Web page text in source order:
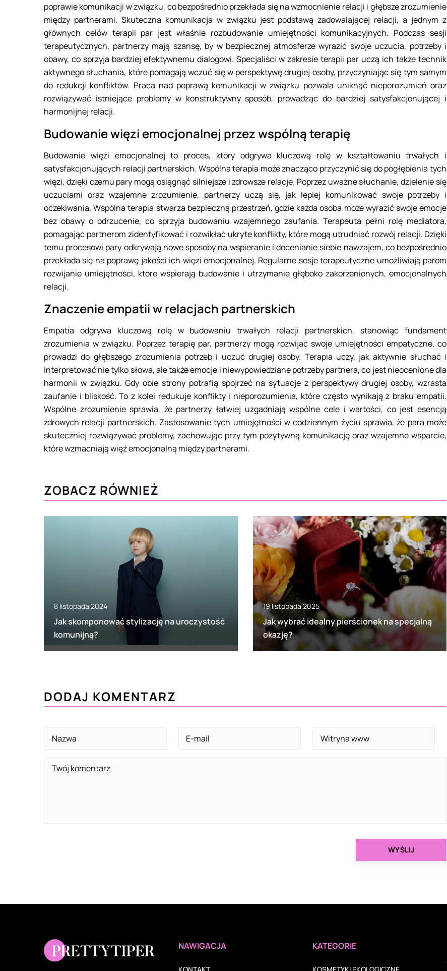
poprawie komunikacji w związku, co bezpośrednio przekłada się na wzmocnienie relacji i głębsze zrozumienie
między partnerami. Skuteczna komunikacja w związku jest podstawą zadowalającej relacji, a jednym z
głównych celów terapii par jest właśnie rozbudowanie umiejętności komunikacyjnych. Podczas sesji
terapeutycznych, partnerzy mają szansę, by w bezpiecznej atmosferze wyrazić swoje uczucia, potrzeby i
obawy, co sprzyja bardziej efektywnemu dialogowi. Specjaliści w zakresie terapii par uczą ich także technik
aktywnego słuchania, które pomagają wczuć się w perspektywę drugiej osoby, przyczyniając się tym samym
do redukcji konfliktów. Praca nad poprawą komunikacji w związku pozwala uniknąć nieporozumień oraz
rozwiązywać istniejące problemy w konstruktywny sposób, prowadząc do bardziej satysfakcjonującej i
harmonijnej relacji.
Budowanie więzi emocjonalnej przez wspólną terapię
Budowanie więzi emocjonalnej to proces, który odgrywa kluczową rolę w kształtowaniu trwałych i
satysfakcjonujących relacji partnerskich. Wspólna terapia może znacząco przyczynić się do pogłębienia tych
więzi, dzięki czemu pary mogą osiągnąć silniejsze i zdrowsze relacje. Poprzez uważne słuchanie, dzielenie się
uczuciami oraz wzajemne zrozumienie, partnerzy uczą się, jak lepiej komunikować swoje potrzeby i
oczekiwania. Wspólna terapia stwarza bezpieczną przestrzeń, gdzie każda osoba może wyrazić swoje emocje
bez obawy o odrzucenie, co sprzyja budowaniu wzajemnego zaufania. Terapeuta pełni rolę mediatora,
pomagając partnerom zidentyfikować i rozwikłać ukryte konflikty, które mogą utrudniać rozwój relacji. Dzięki
temu procesowi pary odkrywają nowe sposoby na wspieranie i docenianie siebie nawzajem, co bezpośrednio
przekłada się na poprawę jakości ich więzi emocjonalnej. Regularne sesje terapeutyczne umożliwiają parom
rozwijanie umiejętności, które wspierają budowanie i utrzymanie głęboko zakorzenionych, emocjonalnych
relacji.
Znaczenie empatii w relacjach partnerskich
Empatia odgrywa kluczową rolę w budowaniu trwałych relacji partnerskich, stanowiąc fundament
zrozumienia w związku. Poprzez terapię par, partnerzy mogą rozwijać swoje umiejętności empatyczne, co
prowadzi do głębszego zrozumienia potrzeb i uczuć drugiej osoby. Terapia uczy, jak aktywnie słuchać i
interpretować nie tylko słowa, ale także emocje i niewypowiedziane potrzeby partnera, co jest nieocenione dla
harmonii w związku. Gdy obie strony potrafią spojrzeć na sytuacje z perspektywy drugiej osoby, wzrasta
zaufanie i bliskość. To z kolei redukuje konflikty i nieporozumienia, które często wynikają z braku empatii.
Wspólne zrozumienie sprawia, że partnerzy łatwiej uzgadniają wspólne cele i wartości, co jest esencją
zdrowych relacji partnerskich. Zastosowanie tych umiejętności w codziennym życiu sprawia, że para może
skuteczniej rozwiązywać problemy, zachowując przy tym pozytywną komunikację oraz wzajemne wsparcie,
które wzmacniają więź emocjonalną między partnerami.
ZOBACZ RÓWNIEŻ
8 listopada 2024
Jak skomponować stylizację na uroczystość
komunijną?
19 listopada 2025
Jak wybrać idealny pierścionek na specjalną
okazję?
DODAJ KOMENTARZ
NAWIGACJA KATEGORIE